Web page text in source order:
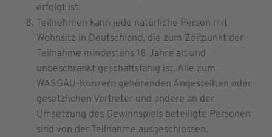
erfolgt ist.
Teilnehmen kann jede natürliche Person mit
Wohnsitz in Deutschland, die zum Zeitpunkt der
Teilnahme mindestens 18 Jahre alt und
unbeschränkt geschäftsfähig ist. Alle zum
WASGAU-Konzern gehörenden Angestellten oder
gesetzlichen Vertreter und andere an der
Umsetzung des Gewinnspiels beteiligte Personen
sind von der Teilnahme ausgeschlossen.